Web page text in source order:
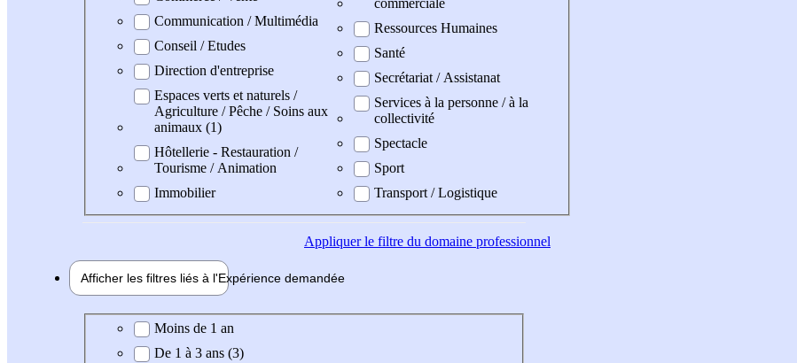
Communication / Multimédia
Conseil / Etudes
Direction d'entreprise
Espaces verts et naturels /
Agriculture / Pêche / Soins aux
animaux (1)
Hôtellerie - Restauration /
Tourisme / Animation
Immobilier
Ressources Humaines
Santé
Secrétariat / Assistanat
Services à la personne / à la
collectivité
Spectacle
Sport
Transport / Logistique
Appliquerle filtre du domaine professionnel
Afficher les filtres liés à l'Expérience demandée
Expérience demandée
Moins de 1 an
De 1 à 3 ans (3)